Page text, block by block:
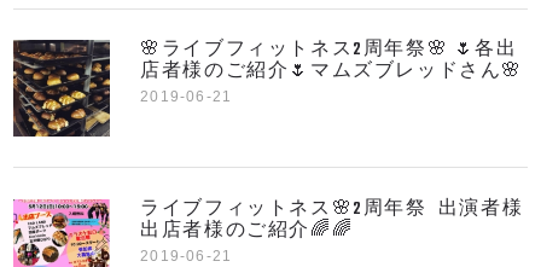
🌸ライブフィットネス2周年祭🌸 🌷各出
店者様のご紹介🌷マムズブレッドさん🌸
2019-06-21
ライブフィットネス🌸2周年祭 出演者様
出店者様のご紹介🌈🌈
2019-06-21